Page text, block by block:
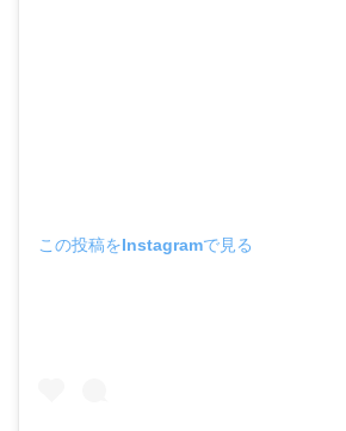
この投稿をInstagramで見る